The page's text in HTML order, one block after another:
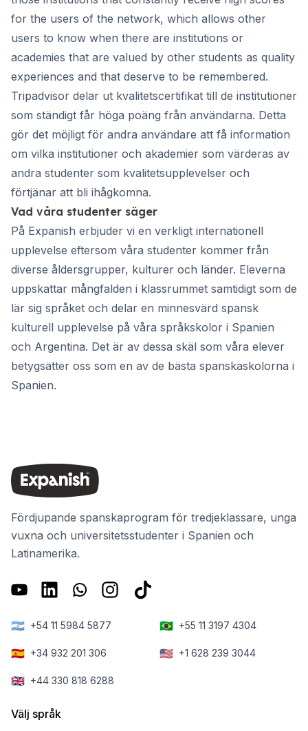
for the users of the network, which allows other
users to know when there are institutions or
academies that are valued by other students as quality
experiences and that deserve to be remembered.
Tripadvisor delar ut kvalitetscertifikat till de institutioner
som ständigt får höga poäng från användarna. Detta
gör det möjligt för andra användare att få information
om vilka institutioner och akademier som värderas av
andra studenter som kvalitetsupplevelser och
förtjänar att bli ihågkomna.
Vad våra studenter säger
På Expanish erbjuder vi en verkligt internationell
upplevelse eftersom våra studenter kommer från
diverse åldersgrupper, kulturer och länder. Eleverna
uppskattar mångfalden i klassrummet samtidigt som de
lär sig språket och delar en minnesvärd spansk
kulturell upplevelse på våra språkskolor i Spanien
och Argentina. Det är av dessa skäl som våra elever
betygsätter oss som en av de bästa spanskaskolorna i
Spanien.
Fördjupande spanskaprogram för tredjeklassare, unga
vuxna och universitetsstudenter i Spanien och
Latinamerika.
🇦🇷 +54 11 5984 5877 🇧🇷 +55 11 3197 4304
🇪🇸 +34 932 201 306 🇺🇸 +1 628 239 3044
🇬🇧 +44 330 818 6288
Välj språk